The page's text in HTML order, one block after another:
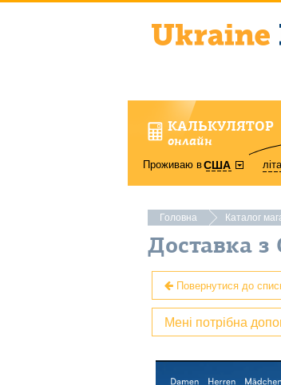
КАЛЬКУЛЯТОР
онлайн
Проживаю вСША
Головна Каталог
Доставка з
Повернутися до
Мені потрібна